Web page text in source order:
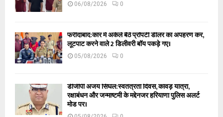
06/08/2026 0
फरीदाबाद:कार में अकेले बैठे प्रॉपर्टी डीलर का अपहरण कर,
लूटपाट करने वाले 2 डिलीवरी बॉय पकड़े गए।
05/08/2026 0
डीजीपी अजय सिंघल:स्वतंत्रता दिवस, कांवड़ यात्रा,
रक्षाबंधन और जन्माष्टमी के मद्देनजर हरियाणा पुलिस अलर्ट
मोड पर।